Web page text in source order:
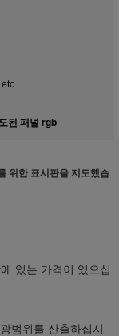
된 패널 rgb
위한 표시판을 지도했습
있는 가격이 있으십
범위를 산출하십시